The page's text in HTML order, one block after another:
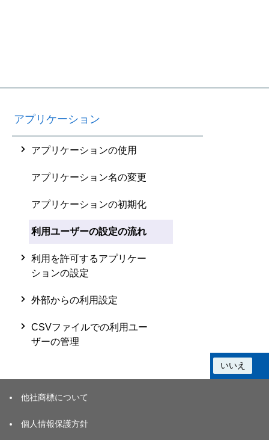
アプリケーション
アプリケーションの使用
アプリケーション名の変更
アプリケーションの初期化
利用ユーザーの設定の流れ
利用を許可するアプリケー
ションの設定
外部からの利用設定
CSVファイルでの利用ユー
ザーの管理
いいえ
他社商標について
個人情報保護方針